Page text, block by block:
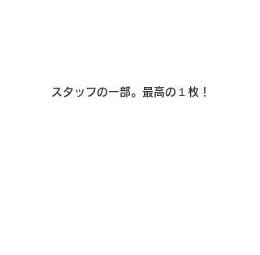
スタッフの一部。最高の１枚！